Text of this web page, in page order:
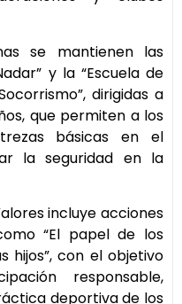
se mantienen las
y la “Escuela de
dirigidas a
que permiten a los
básicas en el
la seguridad en la
incluye acciones
“El papel de los
hijos”, con el objetivo
responsable,
deportiva de los